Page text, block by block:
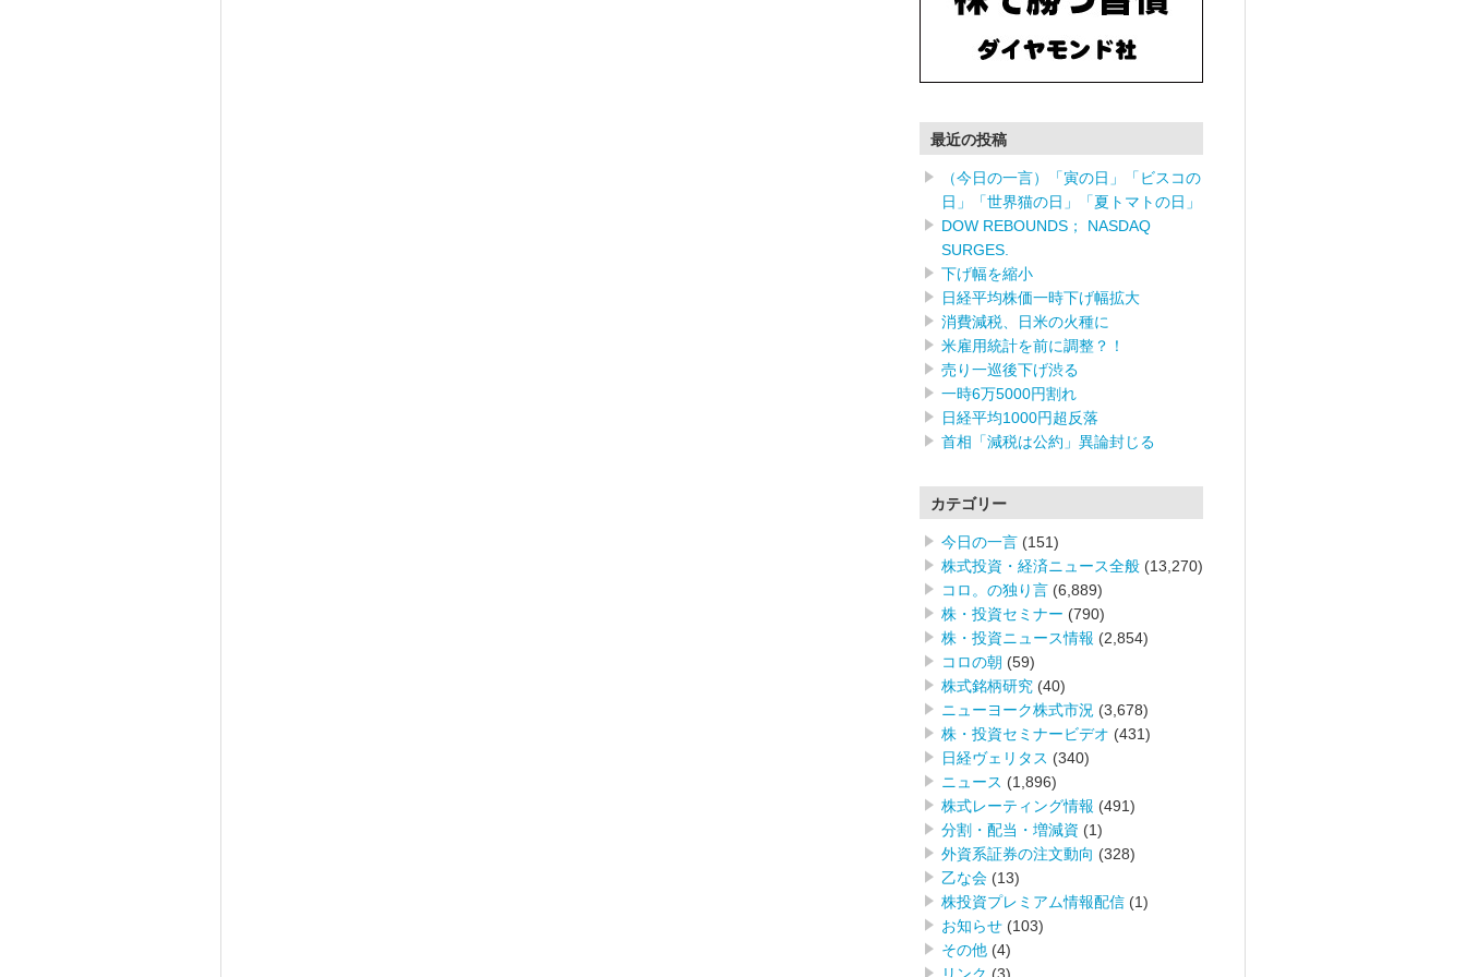
最近の投稿
（今日の一言）「寅の日」「ビスコの
日」「世界猫の日」「夏トマトの日」
DOW REBOUNDS； NASDAQ
SURGES.
下げ幅を縮小
日経平均株価一時下げ幅拡大
消費減税、日米の火種に
米雇用統計を前に調整？！
売り一巡後下げ渋る
一時6万5000円割れ
日経平均1000円超反落
首相「減税は公約」異論封じる
カテゴリー
今日の一言 (151)
株式投資・経済ニュース全般 (13,270)
コロ。の独り言 (6,889)
株・投資セミナー (790)
株・投資ニュース情報 (2,854)
コロの朝 (59)
株式銘柄研究 (40)
ニューヨーク株式市況 (3,678)
株・投資セミナービデオ (431)
日経ヴェリタス (340)
ニュース (1,896)
株式レーティング情報 (491)
分割・配当・増減資 (1)
外資系証券の注文動向 (328)
乙な会 (13)
株投資プレミアム情報配信 (1)
お知らせ (103)
その他 (4)